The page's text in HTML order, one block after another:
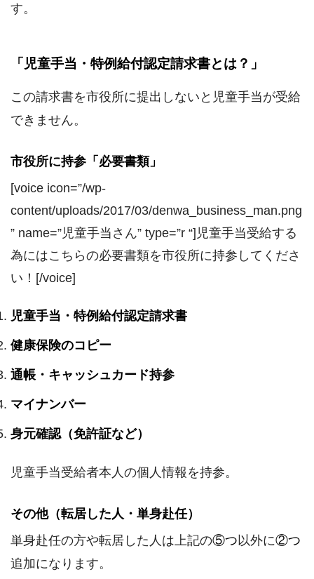
す。
「児童手当・特例給付認定請求書とは？」
この請求書を市役所に提出しないと児童手当が受給
できません。
市役所に持参「必要書類」
[voice icon=”/wp-
content/uploads/2017/03/denwa_business_man.png
” name=”児童手当さん” type=”r “]児童手当受給する
為にはこちらの必要書類を市役所に持参してくださ
い！[/voice]
児童手当・特例給付認定請求書
健康保険のコピー
通帳・キャッシュカード持参
マイナンバー
身元確認（免許証など）
児童手当受給者本人の個人情報を持参。
その他（転居した人・単身赴任）
単身赴任の方や転居した人は上記の⑤つ以外に②つ
追加になります。